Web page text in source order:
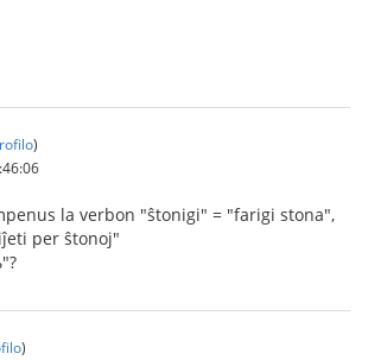
)
la verbon "ŝtonigi" = "farigi stona",
per ŝtonoj"
)